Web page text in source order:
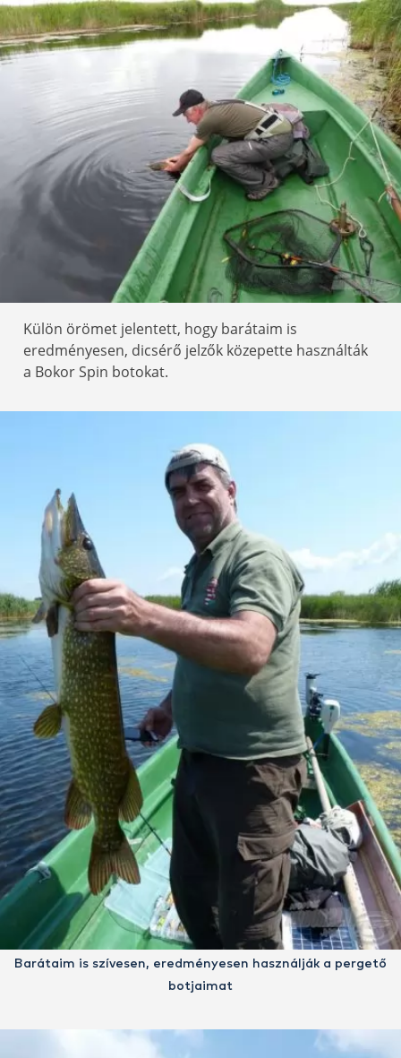
Külön örömet jelentett, hogy barátaim is
eredményesen, dicsérő jelzők közepette használták
a Bokor Spin botokat.
Barátaim is szívesen, eredményesen használják a pergető
botjaimat